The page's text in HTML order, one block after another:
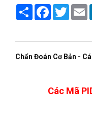
Share Facebook
Twitter
Chẩn Đoán Cơ Bản -
Các Mã